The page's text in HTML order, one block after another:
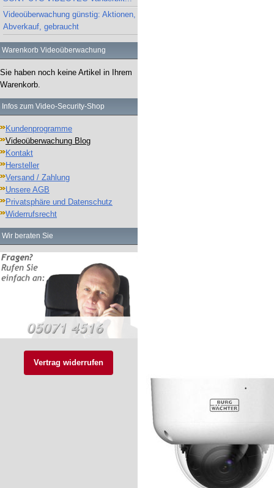
Videoüberwachung günstig: Aktionen,
Abverkauf, gebraucht
Warenkorb Videoüberwachung
Sie haben noch keine Artikel in Ihrem
Warenkorb.
Infos zum Video-Security-Shop
Kundenprogramme
Videoüberwachung Blog
Kontakt
Hersteller
Versand / Zahlung
Unsere AGB
Privatsphäre und Datenschutz
Widerrufsrecht
Wir beraten Sie
Vertrag widerrufen